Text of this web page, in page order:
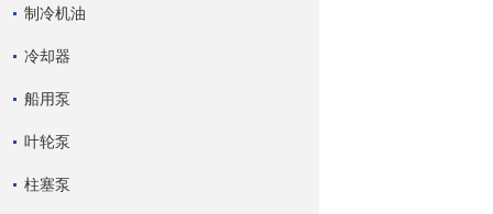
制冷机油
冷却器
船用泵
叶轮泵
柱塞泵